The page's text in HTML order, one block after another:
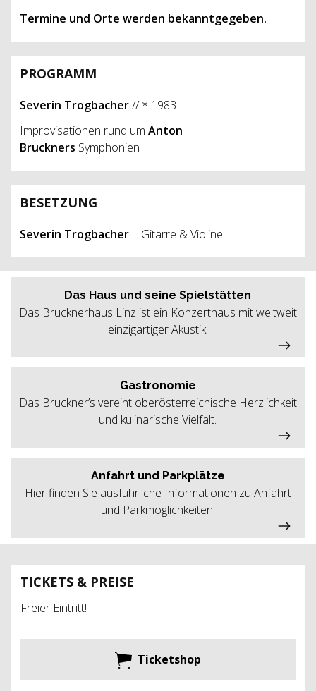
Termine und Orte werden bekanntgegeben.
PROGRAMM
Severin Trogbacher// * 1983
Improvisationen rund um Anton
Bruckners Symphonien
BESETZUNG
Severin Trogbacher | Gitarre & Violine
TICKETS & PREISE
Freier Eintritt!
Ticketshop
Das Haus und seine Spielstätten
Das Brucknerhaus Linz ist ein Konzerthaus mit weltweit
einzigartiger Akustik.
Gastronomie
Das Bruckner’s vereint oberösterreichische Herzlichkeit
und kulinarische Vielfalt.
Anfahrt und Parkplätze
Hier finden Sie ausführliche Informationen zu Anfahrt
und Parkmöglichkeiten.